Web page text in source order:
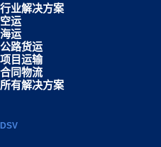
行业解决方案
空运
海运
公路货运
项目运输
合同物流
所有解决方案
DSV